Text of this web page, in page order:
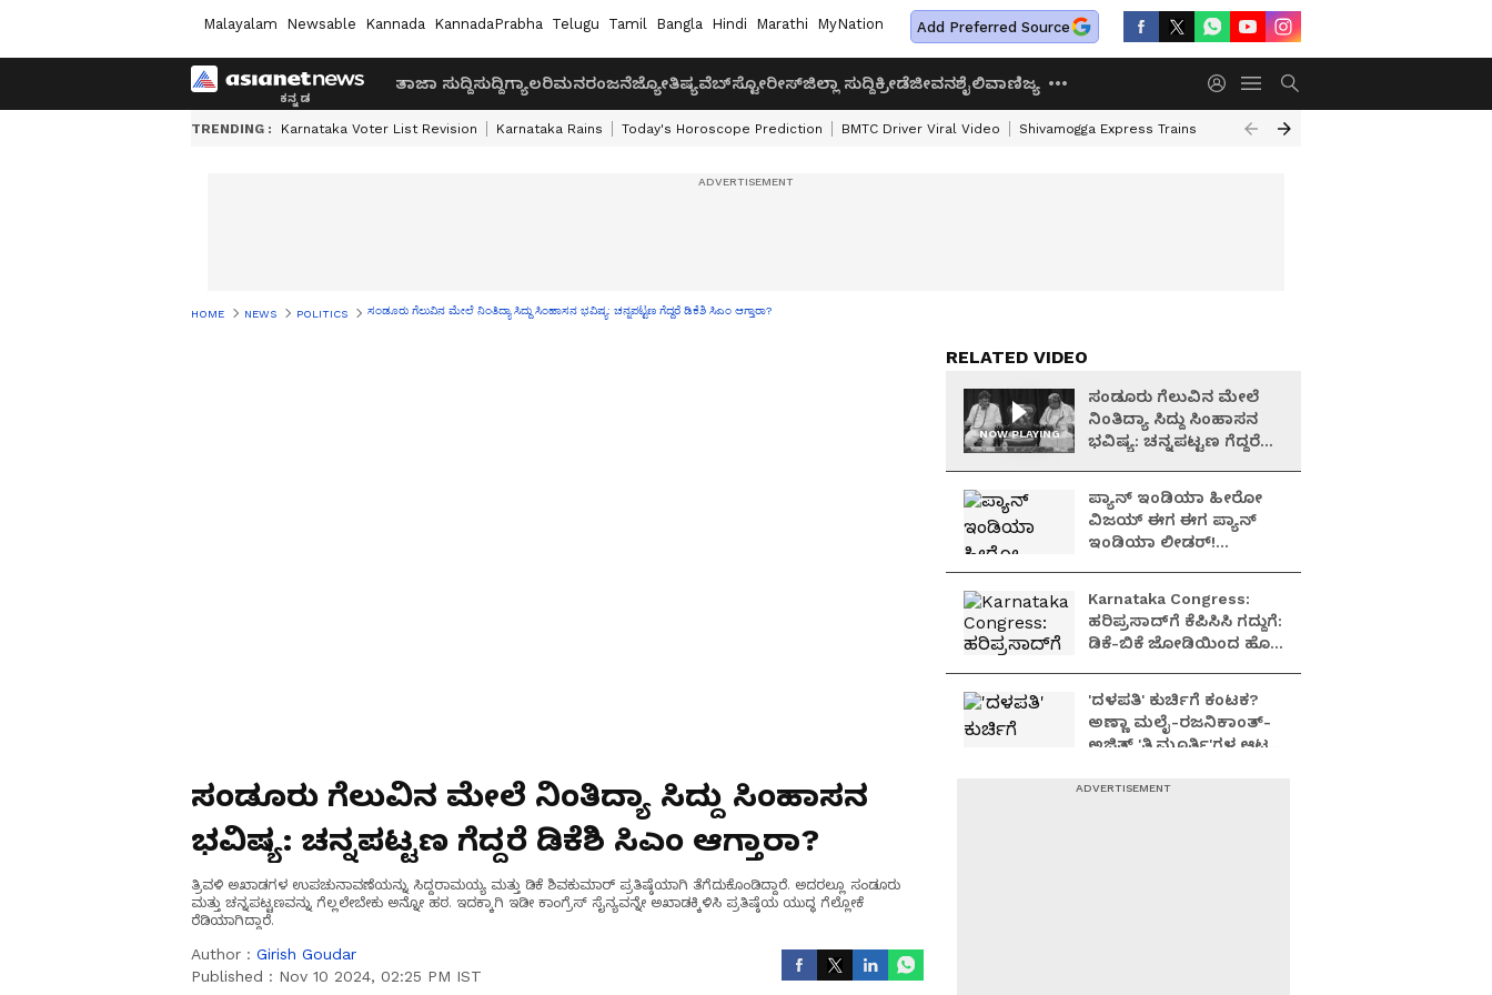
Malayalam Newsable Kannada KannadaPrabha Telugu Tamil Bangla Hindi Marathi MyNation Add Preferred Source
ತಾಜಾ ಸುದ್ದಿಸುದ್ದಿಗ್ಯಾಲರಿಮನರಂಜನೆಜ್ಯೋತಿಷ್ಯವೆಬ್‌ಸ್ಟೋರೀಸ್ಜಿಲ್ಲಾ ಸುದ್ದಿಕ್ರೀಡೆಜೀವನಶೈಲಿವಾಣಿಜ್ಯ
TRENDING : Karnataka Voter List Revision Karnataka Rains Today's Horoscope Prediction BMTC Driver Viral Video Shivamogga Express Trains Airtel Prepaid Plan
HOME NEWS POLITICS ಸಂಡೂರು ಗೆಲುವಿನ ಮೇಲೆ ನಿಂತಿದ್ಯಾ ಸಿದ್ದು ಸಿಂಹಾಸನ ಭವಿಷ್ಯ: ಚನ್ನಪಟ್ಟಣ ಗೆದ್ದರೆ ಡಿಕೆಶಿ ಸಿಎಂ ಆಗ್ತಾರಾ?
ಸಂಡೂರು ಗೆಲುವಿನ ಮೇಲೆ ನಿಂತಿದ್ಯಾ ಸಿದ್ದು ಸಿಂಹಾಸನ
ಭವಿಷ್ಯ: ಚನ್ನಪಟ್ಟಣ ಗೆದ್ದರೆ ಡಿಕೆಶಿ ಸಿಎಂ ಆಗ್ತಾರಾ?
ತ್ರಿವಳಿ ಅಖಾಡಗಳ ಉಪಚುನಾವಣೆಯನ್ನು ಸಿದ್ದರಾಮಯ್ಯ ಮತ್ತು ಡಿಕೆ ಶಿವಕುಮಾರ್ ಪ್ರತಿಷ್ಠೆಯಾಗಿ ತೆಗೆದುಕೊಂಡಿದ್ದಾರೆ. ಅದರಲ್ಲೂ ಸಂಡೂರು
ಮತ್ತು ಚನ್ನಪಟ್ಟಣವನ್ನು ಗೆಲ್ಲಲೇಬೇಕು ಅನ್ನೋ ಹಠ. ಇದಕ್ಕಾಗಿ ಇಡೀ ಕಾಂಗ್ರೆಸ್ ಸೈನ್ಯವನ್ನೇ ಅಖಾಡಕ್ಕಿಳಿಸಿ ಪ್ರತಿಷ್ಠೆಯ ಯುದ್ಧ ಗೆಲ್ಲೋಕೆ
ರೆಡಿಯಾಗಿದ್ದಾರೆ.
Author : Girish Goudar
Published : Nov 10 2024, 02:25 PM IST
RELATED VIDEO
NOW PLAYING
ಸಂಡೂರು ಗೆಲುವಿನ ಮೇಲೆ
ನಿಂತಿದ್ಯಾ ಸಿದ್ದು ಸಿಂಹಾಸನ
ಭವಿಷ್ಯ: ಚನ್ನಪಟ್ಟಣ ಗೆದ್ದರೆ
ಪ್ಯಾನ್ ಇಂಡಿಯಾ ಹೀರೋ
ವಿಜಯ್ ಈಗ ಈಗ ಪ್ಯಾನ್
ಇಂಡಿಯಾ ಲೀಡರ್!
Karnataka Congress:
ಹರಿಪ್ರಸಾದ್‌ಗೆ ಕೆಪಿಸಿಸಿ ಗದ್ದುಗೆ:
ಡಿಕೆ-ಬಿಕೆ ಜೋಡಿಯಿಂದ ಹೊಸ
'ದಳಪತಿ' ಕುರ್ಚಿಗೆ ಕಂಟಕ?
ಅಣ್ಣಾ ಮಲೈ-ರಜನಿಕಾಂತ್-
ಅಜಿತ್ 'ತ್ರಿಮೂರ್ತಿ'ಗಳ ಆಟ